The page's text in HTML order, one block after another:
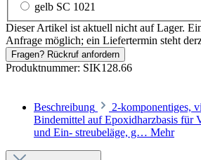
gelb SC 1021
Dieser Artikel ist aktuell nicht auf Lager.
Anfrage möglich; ein Liefertermin steht
Fragen? Rückruf anfordern
Produktnummer: SIK128.66
Beschreibung
2-komponentiges,
Bindemittel auf Epoxidharzbasis für
und Ein- streubeläge, g… Mehr